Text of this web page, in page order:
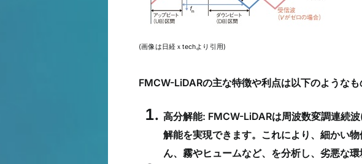
(画像は日経ｘtechより引用)
FMCW-LiDARの主な特徴や利点は以下のような
高分解能: FMCW-LiDARは周波数変調連続
解能を実現できます。これにより、細かい
ん、霧やヒュームなど、を分析し、劣悪な